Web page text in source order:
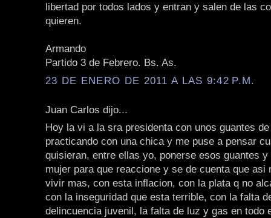
libertad por todos lados y entran y salen de las
quieren.
Armando
Partido 3 de Febrero. Bs. As.
23 DE ENERO DE 2011 A LAS 9:42 P.M.
Juan Carlos dijo...
Hoy la vi a la sra presidenta con unos guantes
practicando con una chica y me puse a pensar
quisieran, entre ellas yo, ponerse esos guantes
mujer para que reaccione y se de cuenta que asi
vivir mas, con esta inflacion, con la plata q no
con la inseguridad que esta terrible, con la falta
delincuencia juvenil, la falta de luz y gas en todo